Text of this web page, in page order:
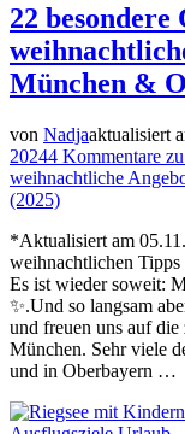
22
München &
von Nadjaaktualisiert
20244 Kommentare
weihnachtliche
(2025)
*Aktualisiert am
weihnachtlichen
Es ist wieder soweit:
✨.Und so langsam
und freuen uns auf
München. Sehr viele
und in Oberbayern …